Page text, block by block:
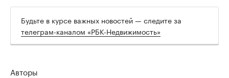
Будьте в курсе важных новостей — следите за
телеграм-каналом «РБК-Недвижимость»
Авторы